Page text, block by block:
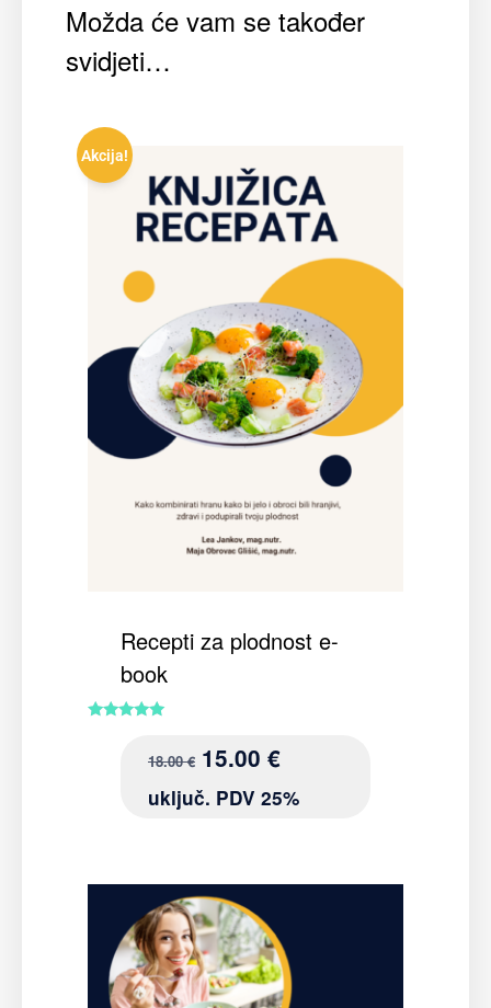
Možda će vam se također
svidjeti…
Akcija!
Recepti za plodnost e-
book
18.00€ 15.00 €
uključ. PDV 25%